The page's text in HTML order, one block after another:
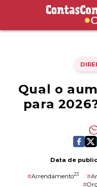
Contas Connosco by
Qual o
para
Data de
#Arrendamento23 #
#